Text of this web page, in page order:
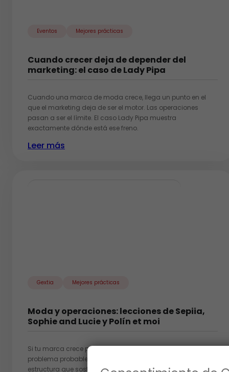
Eventos Mejores prácticas
Cuando crecer deja de depender del
marketing: el caso de Lady Pipa
Cuando una marca de moda crece, llega un punto en el
que el marketing deja de ser el motor. Las operaciones
pasan a ser el límite. El caso Lady Pipa muestra
exactamente dónde está ese freno.
Leer más
Gextia Mejores prácticas
Moda y operaciones: lecciones de Sepiia,
Sophie and Lucie y Polín et moi
Si tu marca crece pero el margen no acompaña, el
problema probablemente no está en el producto. Está en la
estructura que sostiene ese crecimiento. Esto es lo que